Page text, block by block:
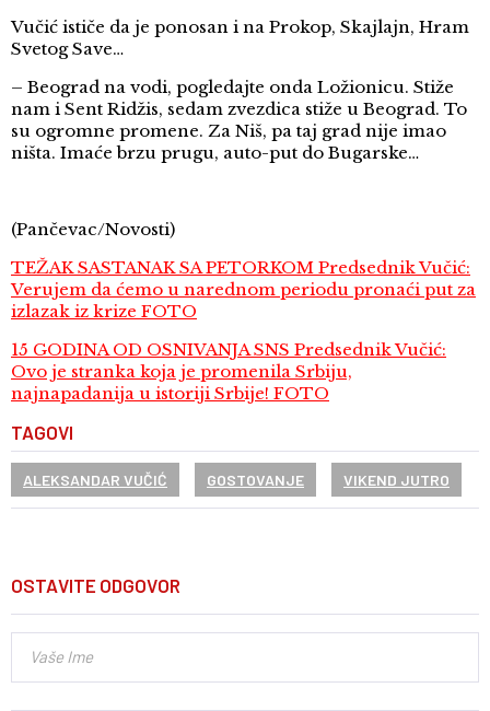
Vučić ističe da je ponosan i na Prokop, Skajlajn, Hram
Svetog Save…
– Beograd na vodi, pogledajte onda Ložionicu. Stiže
nam i Sent Ridžis, sedam zvezdica stiže u Beograd. To
su ogromne promene. Za Niš, pa taj grad nije imao
ništa. Imaće brzu prugu, auto-put do Bugarske…
(Pančevac/Novosti)
TEŽAK SASTANAK SA PETORKOM Predsednik Vučić:
Verujem da ćemo u narednom periodu pronaći put za
izlazak iz krize FOTO
15 GODINA OD OSNIVANJA SNS Predsednik Vučić:
Ovo je stranka koja je promenila Srbiju,
najnapadanija u istoriji Srbije! FOTO
TAGOVI
ALEKSANDAR VUČIĆ GOSTOVANJE VIKEND JUTRO
OSTAVITE ODGOVOR